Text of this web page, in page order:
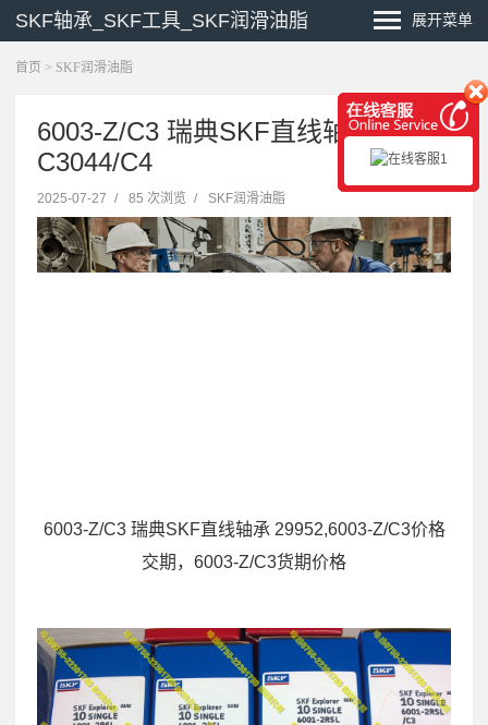
SKF轴承_SKF工具_SKF润滑油脂 展开菜单
首页 > SKF润滑油脂
6003-Z/C3 瑞典SKF直线轴承
C3044/C4
2025-07-27 / 85 次浏览 / SKF润滑油脂
6003-Z/C3 瑞典SKF直线轴承 29952,6003-Z/C3价格
交期，6003-Z/C3货期价格